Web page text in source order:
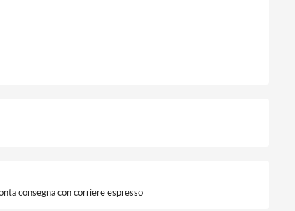
consegna con corriere espresso